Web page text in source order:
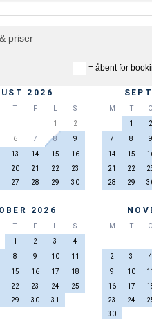
priser
= åbent for
2026
T F
S
1
2
6
7 8
9
13
14 15
16
20
21 22
23
27
28 29 30
M T O
1
2
7
8 9
14
15
21
22
28
29
2026
T F
S
1
2 3
4
8
9 10
11
15
16 17
18
22
23 24
25
29
30 31
M T O
2
3 4
9
10
16
17
23
24
30